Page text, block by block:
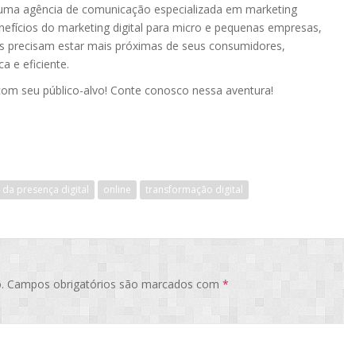
agência de comunicação especializada em marketing
do marketing digital para micro e pequenas empresas,
precisam estar mais próximas de seus consumidores,
e eficiente.
seu público-alvo! Conte conosco nessa aventura!
presença digital online transformação digital
Campos obrigatórios são marcados com *